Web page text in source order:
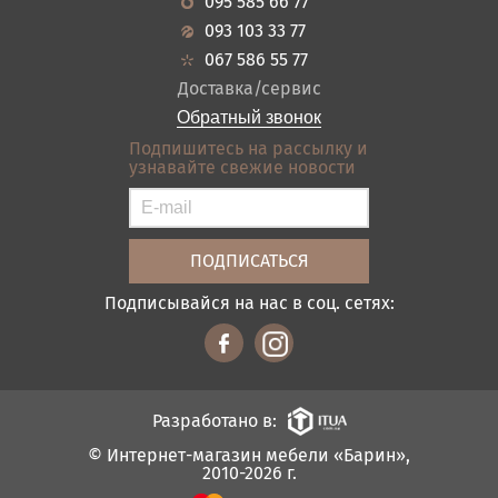
Прихожие
Ванная
Акции
Гарантия
Кредит
Оплата и доставка
Отзывы
Контакты
Карта сайта
Условия покупки
093 103 33 77
067 586 55 77
Доставка/сервис
Обратный звонок
Подпишитесь на рассылку и
узнавайте свежие новости
Подписывайся на нас в соц. сетях:
© Интернет-магазин мебели «Барин»,
2010-2026 г.
Разработано в: